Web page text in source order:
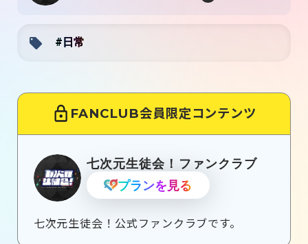
#日常
FANCLUB会員限定コンテンツ
七次元生徒会！ファンクラブ
プランを見る
七次元生徒会！公式ファンクラブです。